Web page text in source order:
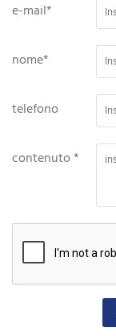
e-mail*
nome*
telefono
contenuto *